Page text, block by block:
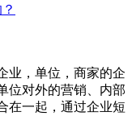
业，单位，商家的企
位对外的营销、内部
在一起，通过企业短